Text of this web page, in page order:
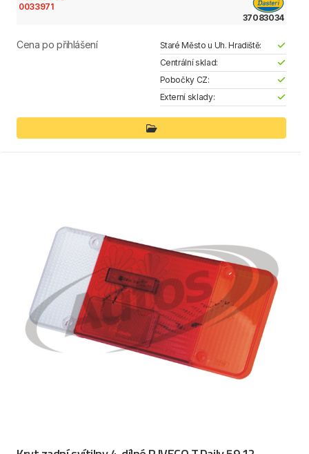
0033971
37083034
Cena po přihlášení
Staré Město u Uh. Hradiště:
Centrální sklad:
Pobočky CZ:
Externí sklady: